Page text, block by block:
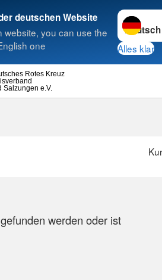
deutschen Website
website, you can use the
one
Sprache
Alles klar
Salzungen e.V.
Rotes Kreuz
Suche
werden oder ist